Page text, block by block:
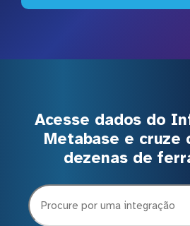
Acesse dados do
Metabase e cruze
dezenas de